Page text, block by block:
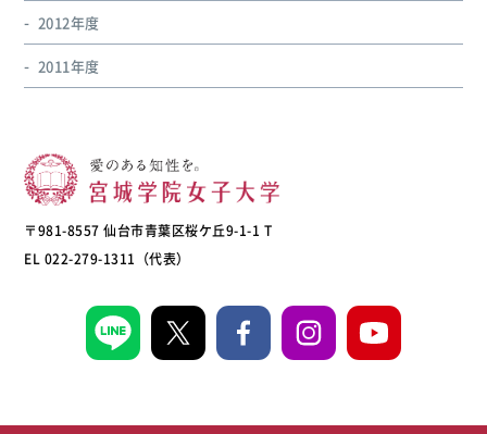
2012年度
2011年度
〒981-8557 仙台市青葉区桜ケ丘9-1-1 T
EL 022-279-1311（代表）